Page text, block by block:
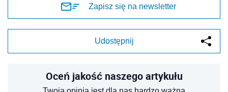
Zapisz się na newsletter
Udostępnij
Oceń jakość naszego artykułu